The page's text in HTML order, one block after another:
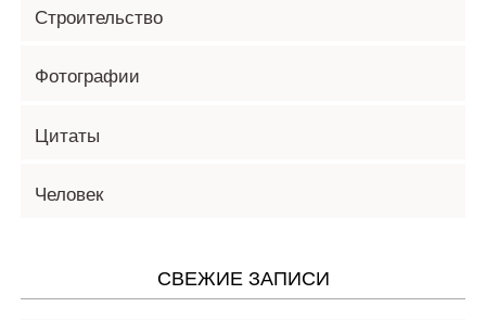
Строительство
Фотографии
Цитаты
Человек
СВЕЖИЕ ЗАПИСИ